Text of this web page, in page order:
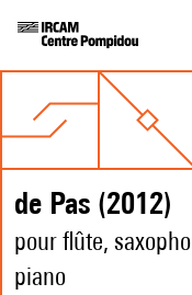
de Pas (2012)
pour flûte,
piano